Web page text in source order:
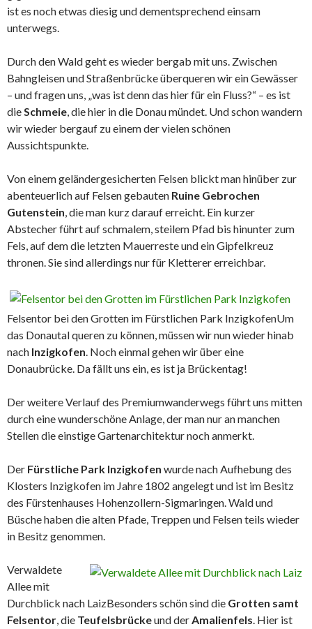
ist es noch etwas diesig und dementsprechend einsam
unterwegs.
Durch den Wald geht es wieder bergab mit uns. Zwischen
Bahngleisen und Straßenbrücke überqueren wir ein Gewässer
– und fragen uns, „was ist denn das hier für ein Fluss?“ – es ist
dieSchmeie, die hier in die Donau mündet. Und schon wandern
wir wieder bergauf zu einem der vielen schönen
Aussichtspunkte.
Von einem geländergesicherten Felsen blickt man hinüber zur
abenteuerlich auf Felsen gebauten Ruine Gebrochen
Gutenstein, die man kurz darauf erreicht. Ein kurzer
Abstecher führt auf schmalem, steilem Pfad bis hinunter zum
Fels, auf dem die letzten Mauerreste und ein Gipfelkreuz
thronen. Sie sind allerdings nur für Kletterer erreichbar.
Felsentor bei den Grotten im Fürstlichen Park InzigkofenUm
das Donautal queren zu können, müssen wir nun wieder hinab
nach Inzigkofen. Noch einmal gehen wir über eine
Donaubrücke. Da fällt uns ein, es ist ja Brückentag!
Der weitere Verlauf des Premiumwanderwegs führt uns mitten
durch eine wunderschöne Anlage, der man nur an manchen
Stellen die einstige Gartenarchitektur noch anmerkt.
Der Fürstliche Park Inzigkofen wurde nach Aufhebung des
Klosters Inzigkofen im Jahre 1802 angelegt und ist im Besitz
des Fürstenhauses Hohenzollern-Sigmaringen. Wald und
Büsche haben die alten Pfade, Treppen und Felsen teils wieder
in Besitz genommen.
Verwaldete
Allee mit
Durchblick nach LaizBesonders schön sind die Grotten samt
Felsentor, die Teufelsbrückeund derAmalienfels. Hier ist